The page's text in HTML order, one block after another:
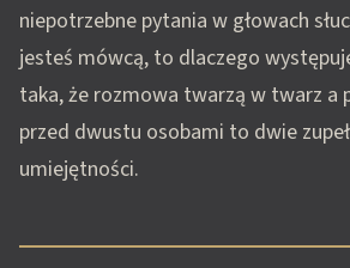
niepotrzebne pytania w głowach
jesteś mówcą, to dlaczego
taka, że rozmowa twarzą w twarz a
przed dwustu osobami to dwie
umiejętności.